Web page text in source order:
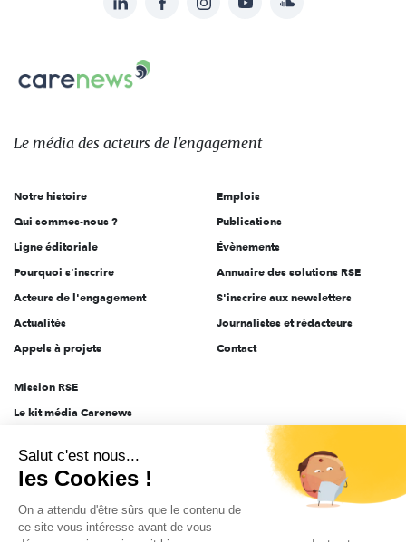
sur:
Carenews,
Le
des
l'engagement
Le média des acteurs de l'engagement
Notre histoire
Qui sommes-nous ?
Ligne éditoriale
Pourquoi s'inscrire
Acteurs de l'engagement
Actualités
Appels à projets
Emplois
Publications
Évènements
Annuaire des solutions RSE
S'inscrire aux newsletters
Journalistes et rédacteurs
Contact
Mission RSE
Le kit média Carenews
AEF info
Novethic
PRODURABLE
Inclusiv Day
Salut c'est nous...
les Cookies !
On a attendu d'être sûrs que le contenu de
ce site vous intéresse avant de vous